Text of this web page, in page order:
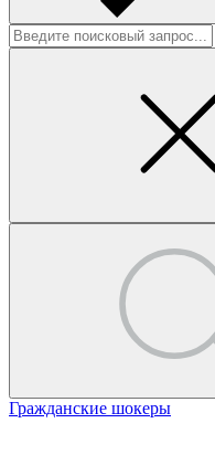
Гражданские шокеры